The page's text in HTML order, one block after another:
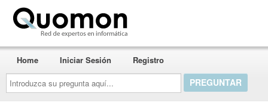
Introduzca
su
pregunta
aquí...
Home Iniciar Sesión Registro